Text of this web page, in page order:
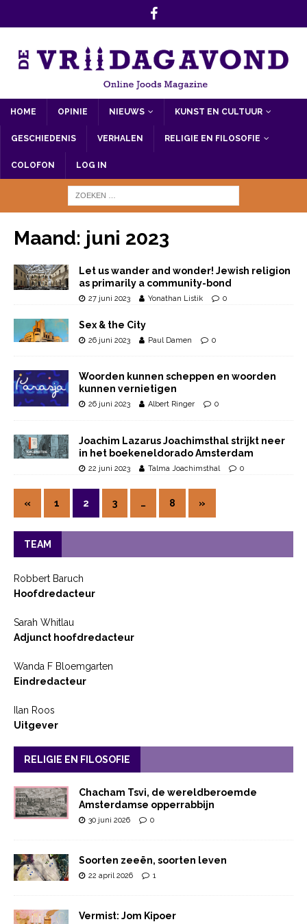
HOME OPINIE NIEUWS KUNST EN CULTUUR
GESCHIEDENIS VERHALEN RELIGIE EN FILOSOFIE
COLOFON LOG IN
Maand: juni 2023
Let us wander and wonder! Jewish religion
as primarily a community-bond
27 juni 2023 Yonathan Listik 0
Sex & the City
26 juni 2023 Paul Damen 0
Woorden kunnen scheppen en woorden
kunnen vernietigen
26 juni 2023 Albert Ringer 0
Joachim Lazarus Joachimsthal strijkt neer
in het boekeneldorado Amsterdam
22 juni 2023 Talma Joachimsthal 0
« 1 2 3 … 8 »
TEAM
Robbert Baruch
Hoofdredacteur
Sarah Whitlau
Adjunct hoofdredacteur
Wanda F Bloemgarten
Eindredacteur
Ilan Roos
Uitgever
RELIGIE EN FILOSOFIE
Chacham Tsvi, de wereldberoemde
Amsterdamse opperrabbijn
30 juni 2026 0
Soorten zeeën, soorten leven
22 april 2026 1
Vermist: Jom Kipoer